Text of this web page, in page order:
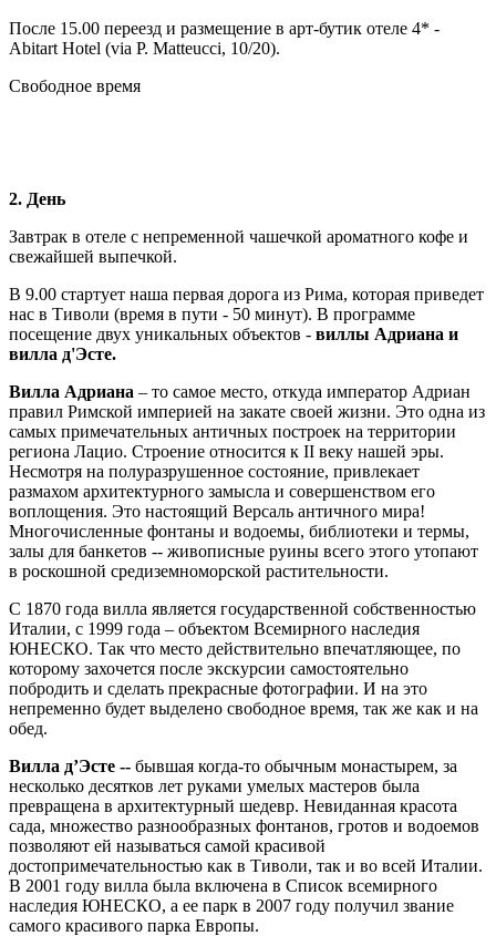
После 15.00 переезд и размещение в арт-бутик отеле 4* -
Abitart Hotel (via P. Matteucci, 10/20).
Свободное время
2. День
Завтрак в отеле с непременной чашечкой ароматного кофе и
свежайшей выпечкой.
В 9.00 стартует наша первая дорога из Рима, которая приведет
нас в Тиволи (время в пути - 50 минут). В программе
посещение двух уникальных объектов - виллы Адриана и
вилла д'Эсте.
Вилла Адриана – то самое место, откуда император Адриан
правил Римской империей на закате своей жизни. Это одна из
самых примечательных античных построек на территории
региона Лацио. Строение относится к II веку нашей эры.
Несмотря на полуразрушенное состояние, привлекает
размахом архитектурного замысла и совершенством его
воплощения. Это настоящий Версаль античного мира!
Многочисленные фонтаны и водоемы, библиотеки и термы,
залы для банкетов -- живописные руины всего этого утопают
в роскошной средиземноморской растительности.
С 1870 года вилла является государственной собственностью
Италии, с 1999 года – объектом Всемирного наследия
ЮНЕСКО. Так что место действительно впечатляющее, по
которому захочется после экскурсии самостоятельно
побродить и сделать прекрасные фотографии. И на это
непременно будет выделено свободное время, так же как и на
обед.
Вилла д’Эсте -- бывшая когда-то обычным монастырем, за
несколько десятков лет руками умелых мастеров была
превращена в архитектурный шедевр. Невиданная красота
сада, множество разнообразных фонтанов, гротов и водоемов
позволяют ей называться самой красивой
достопримечательностью как в Тиволи, так и во всей Италии.
В 2001 году вилла была включена в Список всемирного
наследия ЮНЕСКО, а ее парк в 2007 году получил звание
самого красивого парка Европы.